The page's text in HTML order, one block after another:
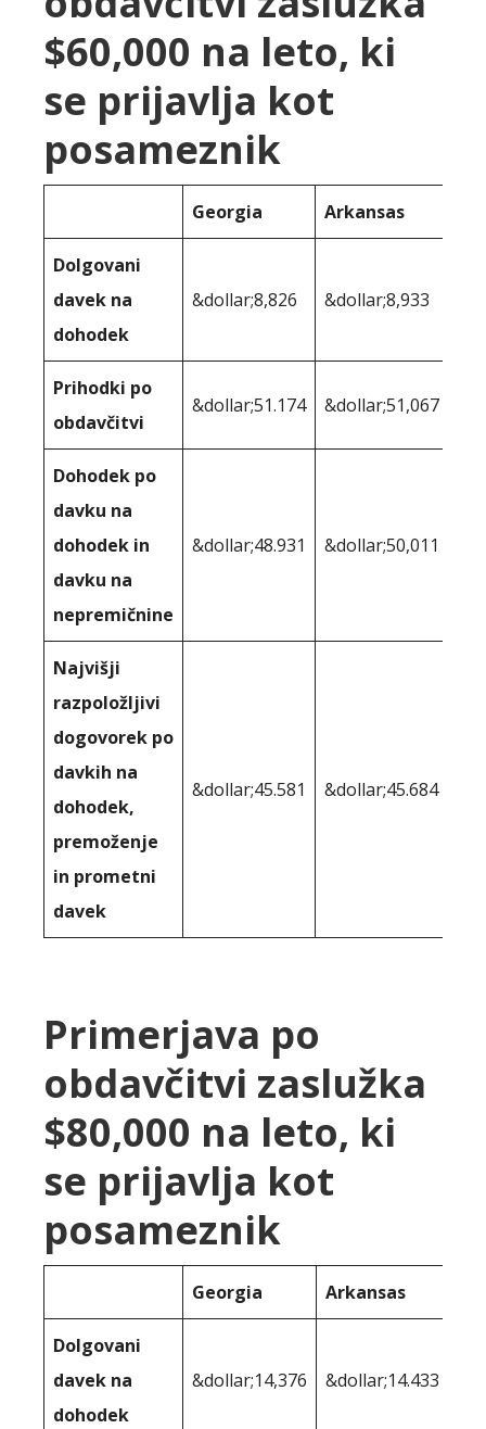
$60,000 na leto, ki
se prijavlja kot
posameznik
Georgia Arkansas
Dolgovani
davek na
dohodek
&dollar;8,826 &dollar;8,933
Prihodki po
obdavčitvi
&dollar;51.174 &dollar;51,067
Dohodek po
davku na
dohodek in
davku na
nepremičnine
&dollar;48.931 &dollar;50,011
Najvišji
razpoložljivi
dogovorek po
davkih na
dohodek,
premoženje
in prometni
davek
&dollar;45.581 &dollar;45.684
Primerjava po
obdavčitvi zaslužka
$80,000 na leto, ki
se prijavlja kot
posameznik
Georgia Arkansas
Dolgovani
davek na
dohodek
&dollar;14,376 &dollar;14.433